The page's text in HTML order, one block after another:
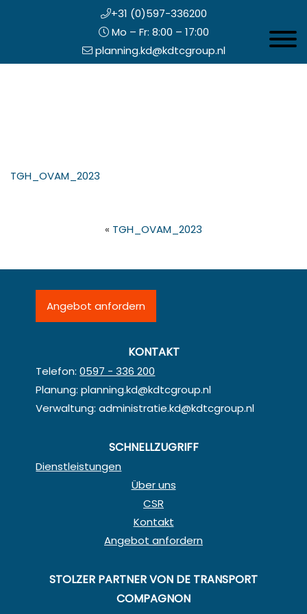
+31 (0)597-336200
Mo – Fr: 8:00 – 17:00
planning.kd@kdtcgroup.nl
TGH_OVAM_2023
« TGH_OVAM_2023
Angebot anfordern
KONTAKT
Telefon:0597 - 336 200
Planung:planning.kd@kdtcgroup.nl
Verwaltung:administratie.kd@kdtcgroup.nl
SCHNELLZUGRIFF
Dienstleistungen
Über uns
CSR
Kontakt
Angebot anfordern
STOLZER PARTNER VON DE TRANSPORT
COMPAGNON